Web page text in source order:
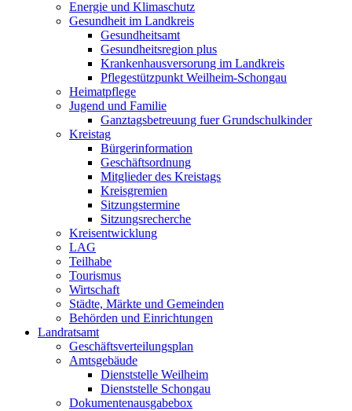
Energie und Klimaschutz
Gesundheit im Landkreis
Gesundheitsamt
Gesundheitsregion plus
Krankenhausversorung im Landkreis
Pflegestützpunkt Weilheim-Schongau
Heimatpflege
Jugend und Familie
Ganztagsbetreuung fuer Grundschulkinder
Kreistag
Bürgerinformation
Geschäftsordnung
Mitglieder des Kreistags
Kreisgremien
Sitzungstermine
Sitzungsrecherche
Kreisentwicklung
LAG
Teilhabe
Tourismus
Wirtschaft
Städte, Märkte und Gemeinden
Behörden und Einrichtungen
Landratsamt
Geschäftsverteilungsplan
Amtsgebäude
Dienststelle Weilheim
Dienststelle Schongau
Dokumentenausgabebox